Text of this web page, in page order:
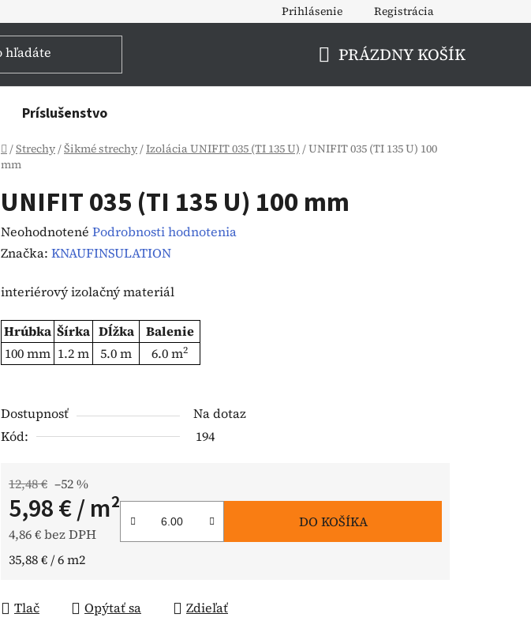
Prihlásenie Registrácia
PRÁZDNY KOŠÍK
Príslušenstvo
Domov
/Strechy/Šikmé strechy/Izolácia UNIFIT 035 (TI 135 U) /UNIFIT 035 (TI 135 U) 100
mm
UNIFIT 035 (TI 135 U) 100 mm
Priemerné
hodnotenie
je
0,0
z
5
Neohodnotené Podrobnosti hodnotenia
Značka: KNAUFINSULATION
interiérový izolačný materiál
Hrúbka Šírka Dĺžka
Balenie
100 mm 1.2 m 5.0 m 6.0 m2
Dostupnosť
Na dotaz
Kód:
194
12,48 € –52 %
5,98 €/ m²
4,86 € bez DPH
Jednotková cena:
35,88 € / 6 m2
DO KOŠÍKA
Tlač Opýtať sa Zdieľať